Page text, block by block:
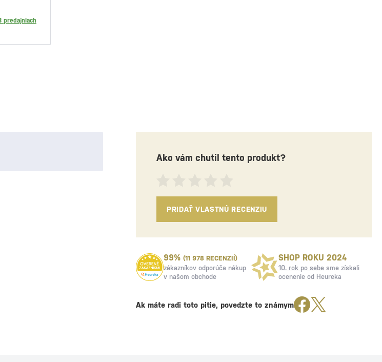
predajniach
Ako vám chutil tento produkt?
PRIDAŤ VLASTNÚ RECENZIU
99% (11 978 RECENZIÍ)
zákazníkov odporúča nákup
v našom obchode
SHOP ROKU 2024
10. rok po sebe sme získali
ocenenie od Heureka
Ak máte radi toto pitie, povedzte to známym